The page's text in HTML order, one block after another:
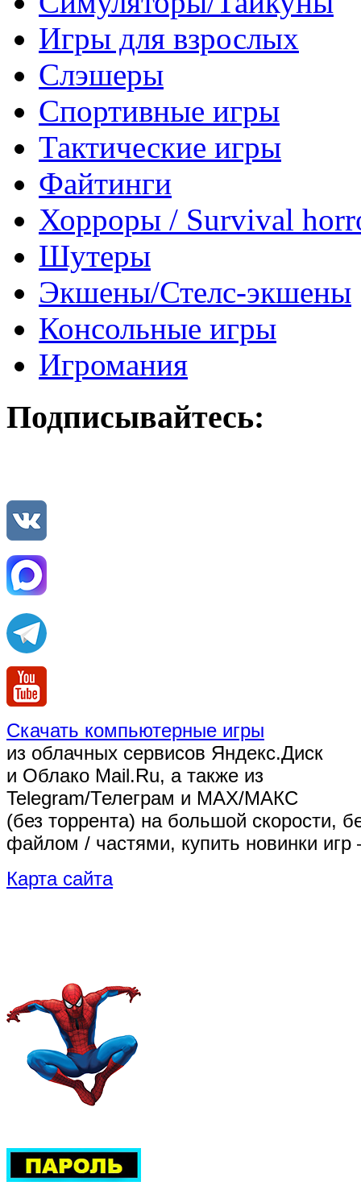
Игры для взрослых
Слэшеры
Спортивные игры
Тактические игры
Файтинги
Хорроры / Survival
Шутеры
Экшены/Стелс-экшены
Консольные игры
Игромания
Подписывайтесь:
Скачать компьютерные игры
из облачных сервисов Яндекс.Диск
и Облако Mail.Ru, а также из
Telegram/Телеграм и MAX/МАКС
(без торрента) на большой скорости,
файлом / частями, купить новинки
Карта сайта